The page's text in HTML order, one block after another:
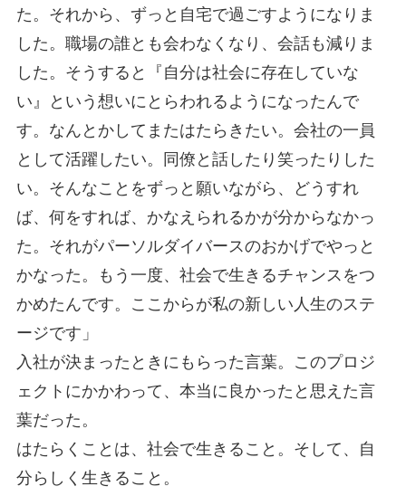
た。それから、ずっと自宅で過ごすようになりま
した。職場の誰とも会わなくなり、会話も減りま
した。そうすると『自分は社会に存在していな
い』という想いにとらわれるようになったんで
す。なんとかしてまたはたらきたい。会社の一員
として活躍したい。同僚と話したり笑ったりした
い。そんなことをずっと願いながら、どうすれ
ば、何をすれば、かなえられるかが分からなかっ
た。それがパーソルダイバースのおかげでやっと
かなった。もう一度、社会で生きるチャンスをつ
かめたんです。ここからが私の新しい人生のステ
ージです」
入社が決まったときにもらった言葉。このプロジ
ェクトにかかわって、本当に良かったと思えた言
葉だった。
はたらくことは、社会で生きること。そして、自
分らしく生きること。